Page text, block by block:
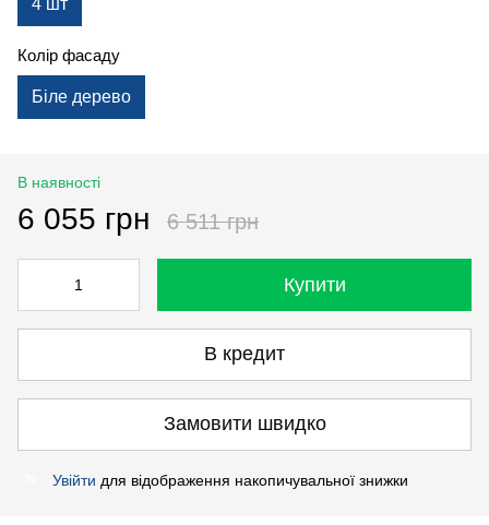
Колір фасаду
Біле дерево
В наявності
6 055 грн 6 511 грн
Купити
В кредит
Замовити швидко
Увійти для відображення накопичувальної знижки